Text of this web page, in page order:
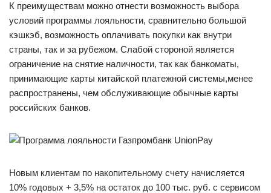
К преимуществам можно отнести возможность выбора
условий программы лояльности, сравнительно большой
кэшкэб, возможность оплачивать покупки как внутри
страны, так и за рубежом. Слабой стороной является
ограничение на снятие наличности, так как банкоматы,
принимающие карты китайской платежной системы,менее
распространены, чем обслуживающие обычные карты
российских банков.
Новым клиентам по накопительному счету начисляется
10% годовых + 3,5% на остаток до 100 тыс. руб. с сервисом